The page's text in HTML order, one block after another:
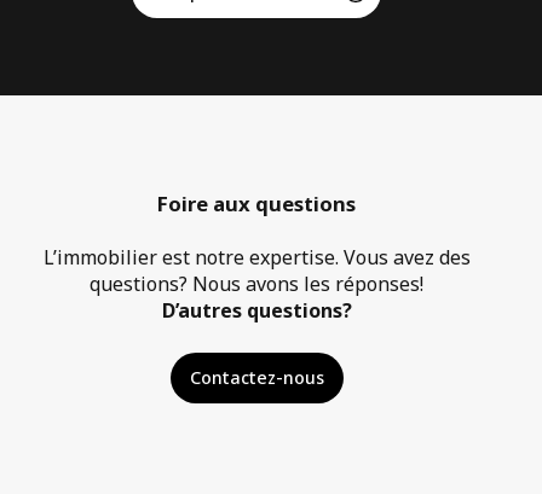
Foire aux questions
L’immobilier est notre expertise. Vous avez des
questions? Nous avons les réponses!
D’autres questions?
Contactez-nous